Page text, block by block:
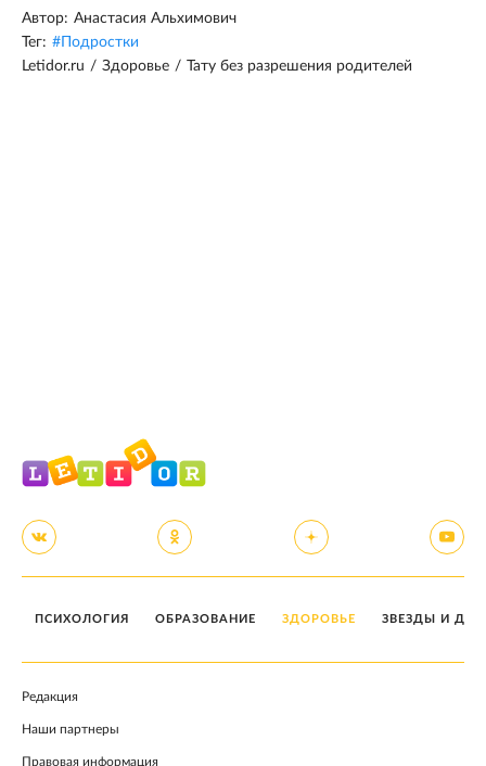
Автор: Анастасия Альхимович
Тег: # Подростки
Letidor.ru / Здоровье / Тату без разрешения родителей
ПСИХОЛОГИЯ ОБРАЗОВАНИЕ ЗДОРОВЬЕ ЗВЕЗДЫ И
Редакция
Наши партнеры
Правовая информация